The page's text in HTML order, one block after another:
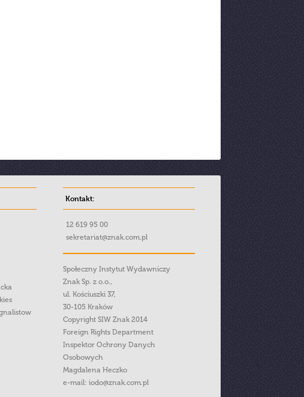
Kontakt:
12 619 95 00
sekretariat@znak.com.pl
Społeczny Instytut Wydawniczy
Znak Sp. z o.o.,
ul. Kościuszki 37,
30-105 Kraków
Copyright SIW Znak 2014
Foreign Rights Department
Inspektor Ochrony Danych
Osobowych
Magdalena Heczko
e-mail: iodo@znak.com.pl